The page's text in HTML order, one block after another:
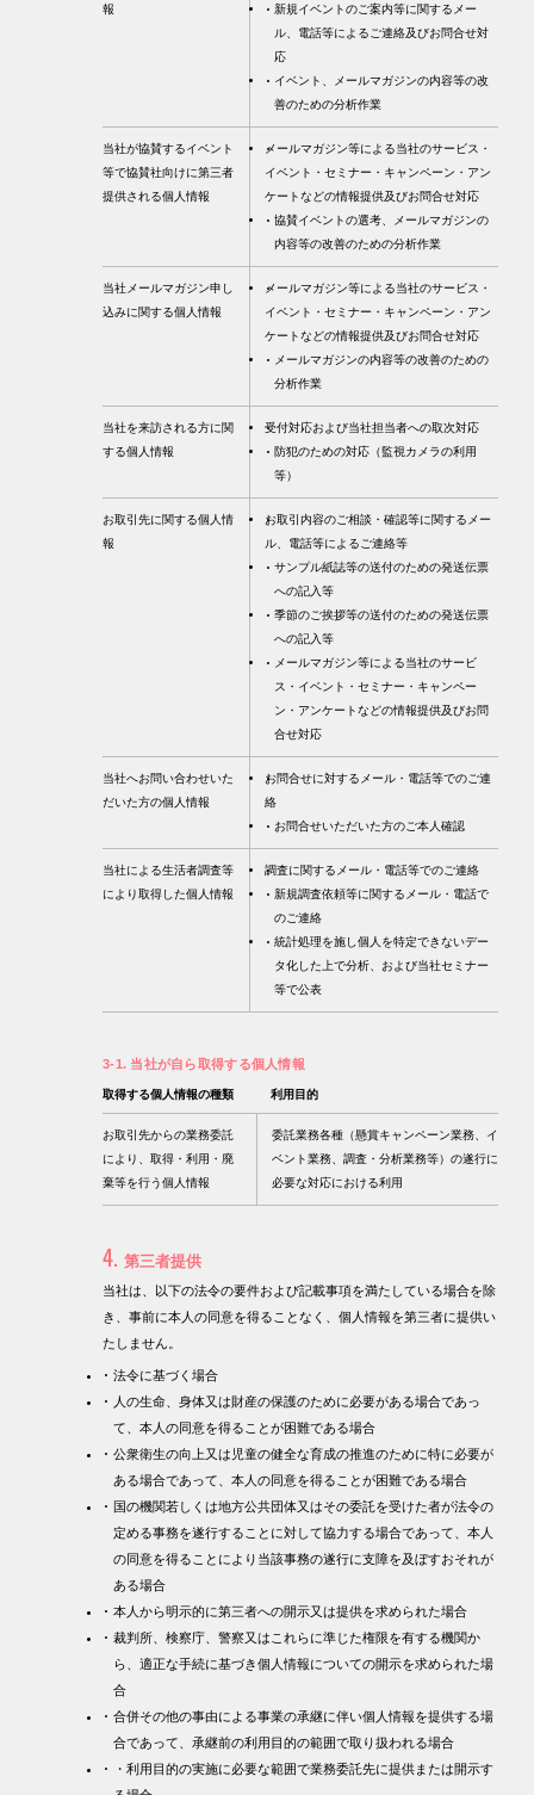
報
新規イベントのご案内等に関するメー
ル、電話等によるご連絡及びお問合せ対
応
イベント、メールマガジンの内容等の改
善のための分析作業
当社が協賛するイベント
等で協賛社向けに第三者
提供される個人情報
メールマガジン等による当社のサービス・
イベント・セミナー・キャンペーン・アン
ケートなどの情報提供及びお問合せ対応
協賛イベントの選考、メールマガジンの
内容等の改善のための分析作業
当社メールマガジン申し
込みに関する個人情報
メールマガジン等による当社のサービス・
イベント・セミナー・キャンペーン・アン
ケートなどの情報提供及びお問合せ対応
メールマガジンの内容等の改善のための
分析作業
当社を来訪される方に関
する個人情報
受付対応および当社担当者への取次対応
防犯のための対応（監視カメラの利用
等）
お取引先に関する個人情
報
お取引内容のご相談・確認等に関するメー
ル、電話等によるご連絡等
サンプル紙誌等の送付のための発送伝票
への記入等
季節のご挨拶等の送付のための発送伝票
への記入等
メールマガジン等による当社のサービ
ス・イベント・セミナー・キャンペー
ン・アンケートなどの情報提供及びお問
合せ対応
当社へお問い合わせいた
だいた方の個人情報
お問合せに対するメール・電話等でのご連
絡
お問合せいただいた方のご本人確認
当社による生活者調査等
により取得した個人情報
調査に関するメール・電話等でのご連絡
新規調査依頼等に関するメール・電話で
のご連絡
統計処理を施し個人を特定できないデー
タ化した上で分析、および当社セミナー
等で公表
3-1. 当社が自ら取得する個人情報
取得する個人情報の種類 利用目的
お取引先からの業務委託
により、取得・利用・廃
棄等を行う個人情報
委託業務各種（懸賞キャンペーン業務、イ
ベント業務、調査・分析業務等）の遂行に
必要な対応における利用
4. 第三者提供
当社は、以下の法令の要件および記載事項を満たしている場合を除
き、事前に本人の同意を得ることなく、個人情報を第三者に提供い
たしません。
法令に基づく場合
人の生命、身体又は財産の保護のために必要がある場合であっ
て、本人の同意を得ることが困難である場合
公衆衛生の向上又は児童の健全な育成の推進のために特に必要が
ある場合であって、本人の同意を得ることが困難である場合
国の機関若しくは地方公共団体又はその委託を受けた者が法令の
定める事務を遂行することに対して協力する場合であって、本人
の同意を得ることにより当該事務の遂行に支障を及ぼすおそれが
ある場合
本人から明示的に第三者への開示又は提供を求められた場合
裁判所、検察庁、警察又はこれらに準じた権限を有する機関か
ら、適正な手続に基づき個人情報についての開示を求められた場
合
合併その他の事由による事業の承継に伴い個人情報を提供する場
合であって、承継前の利用目的の範囲で取り扱われる場合
・利用目的の実施に必要な範囲で業務委託先に提供または開示す